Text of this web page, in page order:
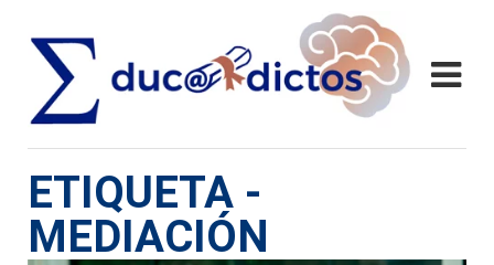
ETIQUETA -
MEDIACIÓN